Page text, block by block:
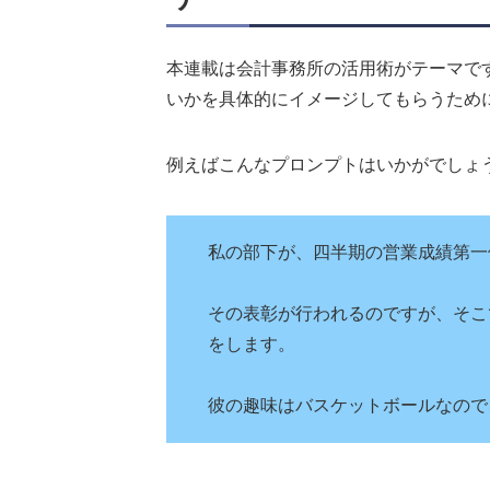
本連載は会計事務所の活用術がテーマ
いかを具体的にイメージしてもらうた
例えばこんなプロンプトはいかがでしょ
私の部下が、四半期の営業成績第
その表彰が行われるのですが、そ
をします。
彼の趣味はバスケットボールなの